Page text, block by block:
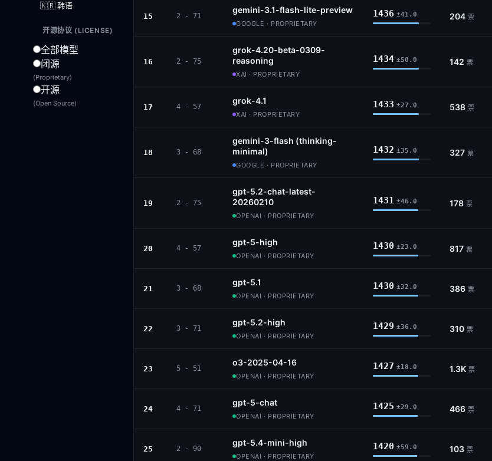
🇰🇷 韩语
开源协议 (LICENSE)
全部模型
闭源
(Proprietary)
开源
(Open Source)
15 2 - 71
gemini-3.1-flash-lite-preview
GOOGLE · PROPRIETARY
1436 ±41.0 204 票
16 2 - 75
grok-4.20-beta-0309-
reasoning
XAI · PROPRIETARY
1434 ±50.0 142 票
17 4 - 57
grok-4.1
XAI · PROPRIETARY
1433 ±27.0 538 票
18 3 - 68
gemini-3-flash (thinking-
minimal)
GOOGLE · PROPRIETARY
1432 ±35.0 327 票
19 2 - 75
gpt-5.2-chat-latest-
20260210
OPENAI · PROPRIETARY
1431 ±46.0 178 票
20 4 - 57
gpt-5-high
OPENAI · PROPRIETARY
1430 ±23.0 817 票
21 3 - 68
gpt-5.1
OPENAI · PROPRIETARY
1430 ±32.0 386 票
22 3 - 71
gpt-5.2-high
OPENAI · PROPRIETARY
1429 ±36.0 310 票
23 5 - 51
o3-2025-04-16
OPENAI · PROPRIETARY
1427 ±18.0 1.3K 票
24 4 - 71
gpt-5-chat
OPENAI · PROPRIETARY
1425 ±29.0 466 票
25 2 - 90
gpt-5.4-mini-high
OPENAI · PROPRIETARY
1420 ±59.0 103 票